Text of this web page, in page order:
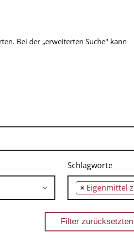
Bei der „erweiterten Suche" kann
Schlagworte
× Eigenmittel zur